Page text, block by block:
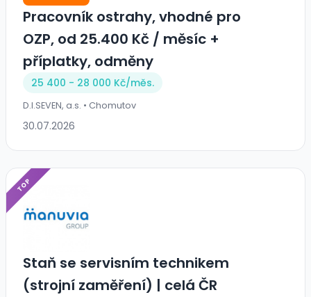
Pracovník ostrahy, vhodné pro
OZP, od 25.400 Kč / měsíc +
příplatky, odměny
25 400 - 28 000 Kč/měs.
D.I.SEVEN, a.s. • Chomutov
30.07.2026
TOP
Staň se servisním technikem
(strojní zaměření) | celá ČR